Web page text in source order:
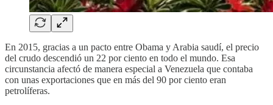
En 2015, gracias a un pacto entre Obama y Arabia saudí, el precio
del crudo descendió un 22 por ciento en todo el mundo. Esa
circunstancia afectó de manera especial a Venezuela que contaba
con unas exportaciones que en más del 90 por ciento eran
petrolíferas.